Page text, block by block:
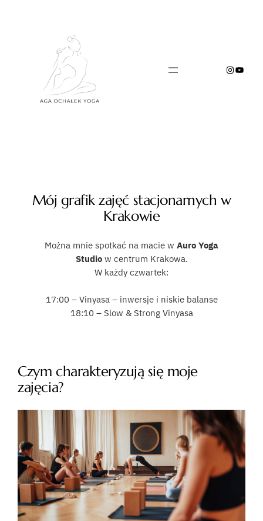
Mój grafik zajęć stacjonarnych w
Krakowie
Można mnie spotkać na macie w Auro Yoga
Studiow centrum Krakowa.
W każdy czwartek:
17:00 – Vinyasa – inwersje i niskie balanse
18:10 – Slow & Strong Vinyasa
Czym charakteryzują się moje
zajęcia?